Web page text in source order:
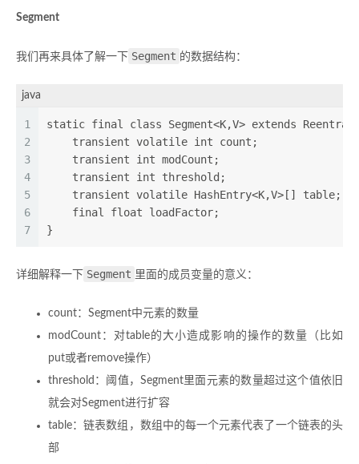
Segment
我们再来具体了解一下 Segment 的数据结构：
java
1
2
3
4
5
6
7
static final class Segment<K,V> extends
    transient volatile int count;
    transient int modCount;
    transient int threshold;
    transient volatile HashEntry<K,V>[] table;
    final float loadFactor;
}
详细解释一下 Segment 里面的成员变量的意义：
count：Segment中元素的数量
modCount：对table的大小造成影响的操作的数量（比如
put或者remove操作）
threshold：阈值，Segment里面元素的数量超过这个值依旧
就会对Segment进行扩容
table：链表数组，数组中的每一个元素代表了一个链表的头
部